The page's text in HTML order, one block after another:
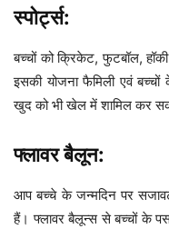
स्पोर्ट्स:
बच्चों को क्रिकेट, फुटबॉल,
इसकी योजना फैमिली एवं
खुद को भी खेल में शामिल कर
फ्लावर बैलून:
आप बच्चे के जन्मदिन पर
हैं। फ्लावर बैलून्स से बच्चों के